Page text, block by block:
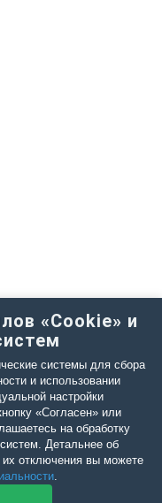
«Cookie» и
системы для сбора
и использовании
настройки
«Согласен» или
на обработку
Детальнее об
отключения вы можете
.